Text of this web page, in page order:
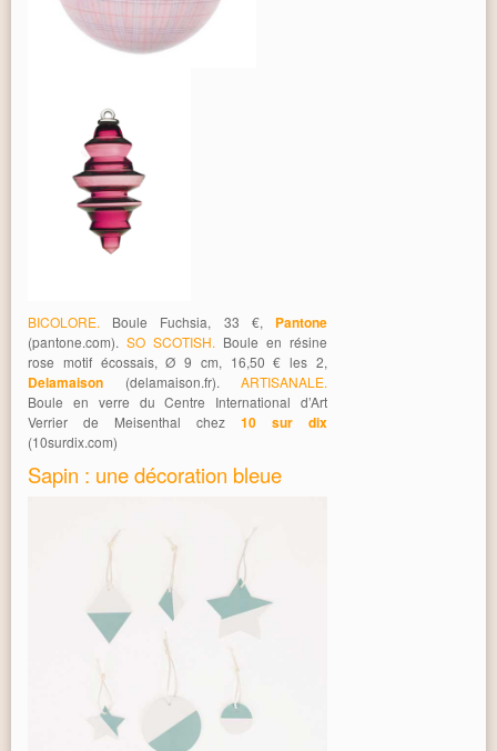
BICOLORE. Boule Fuchsia, 33 €, Pantone
(pantone.com). SO SCOTISH. Boule en résine
rose motif écossais, Ø 9 cm, 16,50 € les 2,
Delamaison (delamaison.fr). ARTISANALE.
Boule en verre du Centre International d’Art
Verrier de Meisenthal chez 10 sur dix
(10surdix.com)
Sapin : une décoration bleue